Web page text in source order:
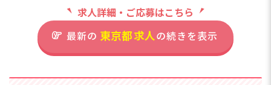
と
求人詳細・ご応募はこちら
最新の 東京都 求人 の続きを表示